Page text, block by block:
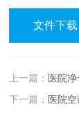
文件下载
上一篇： 医院
下一篇： 医院